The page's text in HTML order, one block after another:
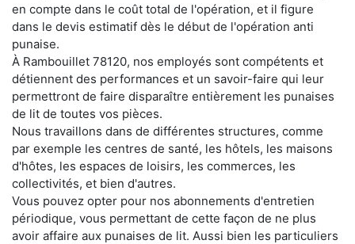
en compte dans le coût total de l'opération, et il figure
dans le devis estimatif dès le début de l'opération anti
punaise.
À Rambouillet 78120, nos employés sont compétents et
détiennent des performances et un savoir-faire qui leur
permettront de faire disparaître entièrement les punaises
de lit de toutes vos pièces.
Nous travaillons dans de différentes structures, comme
par exemple les centres de santé, les hôtels, les maisons
d'hôtes, les espaces de loisirs, les commerces, les
collectivités, et bien d'autres.
Vous pouvez opter pour nos abonnements d'entretien
périodique, vous permettant de cette façon de ne plus
avoir affaire aux punaises de lit. Aussi bien les particuliers